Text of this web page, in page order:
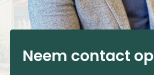
Neem contact op